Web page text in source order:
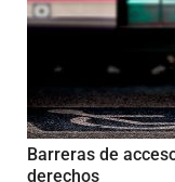
Barreras de
derechos